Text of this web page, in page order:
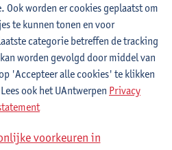
Backer
en onderwijswetenschappen
Ook worden er cookies geplaatst om
te kunnen tonen en voor
categorie betreffen de tracking
worden gevolgd door middel van
'Accepteer alle cookies' te klikken
ook het UAntwerpen Privacy
voorkeuren in